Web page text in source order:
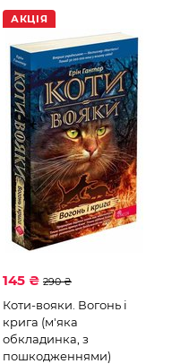
АКЦІЯ
145 ₴ 290 ₴
Коти-вояки. Вогонь і
крига (м'яка
обкладинка, з
пошкодженнями)